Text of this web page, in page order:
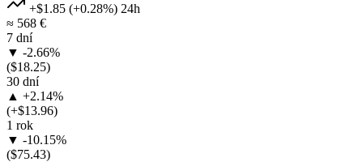
+$1.85 (+0.28%) 24h
≈ 568 €
7 dní
▼ -2.66%
($18.25)
30 dní
▲ +2.14%
(+$13.96)
1 rok
▼ -10.15%
($75.43)